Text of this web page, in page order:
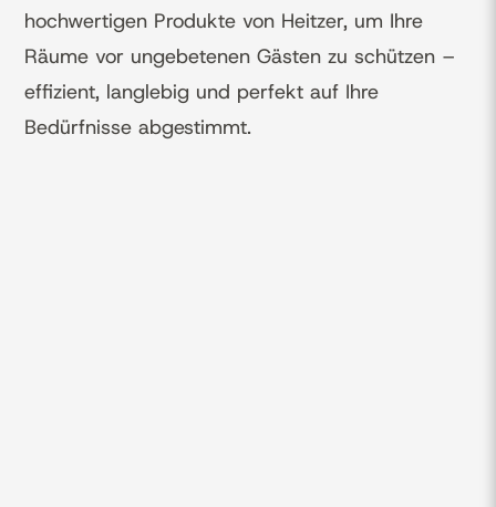
hochwertigen Produkte von Heitzer, um Ihre
Räume vor ungebetenen Gästen zu schützen –
effizient, langlebig und perfekt auf Ihre
Bedürfnisse abgestimmt.